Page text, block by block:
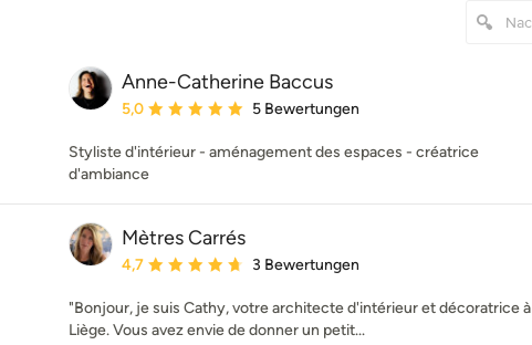
Anne-Catherine Baccus
Durchschnittliche Bewertung: 5 von 5 Sternen
5,0 5 Bewertungen
Styliste d'intérieur - aménagement des espaces - créatrice
d'ambiance
Mètres Carrés
Durchschnittliche Bewertung: 4.7 von 5 Sternen
4,7 3 Bewertungen
"Bonjour, je suis Cathy, votre architecte d'intérieur et décoratrice à
Liège. Vous avez envie de donner un petit...